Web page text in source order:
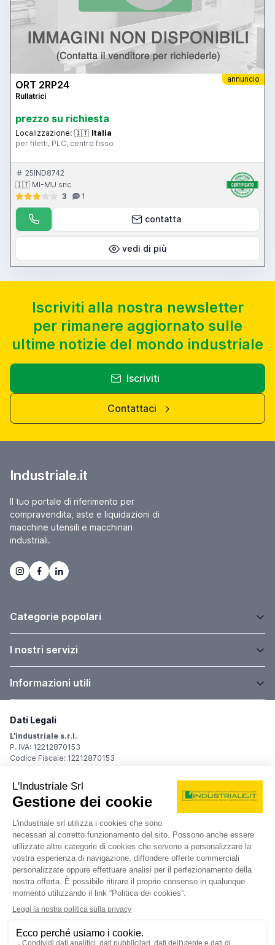
annuncio
ORT 2RP24
Rullatrici
prezzo su richiesta
Localizzazione: 🇮🇹 Italia
per filetti, PLC, centro fisso
25IND8742
🇮🇹 MI-MU snc
3
1
contatta
vedi di più
Iscriviti alla nostra newsletter
per rimanere aggiornato sulle
ultime notizie del mondo industriale
Iscriviti
Contattaci
Industriale.it
Il tuo portale di riferimento per
compravendita, aste e liquidazioni di
macchine utensili e macchinari
industriali.
Categorie popolari
I nostri servizi
Informazioni utili
Dati Legali
L'industriale s.r.l.
P. IVA: 12212870153
Codice Fiscale: 12212870153
Sede Legale
Via Carlo Dolci, 32
20148 Milano (MI)
Italy
Registro Imprese
Iscrizione R.I.: 12212870153
REA: MI-1539011
Capitale sociale: Euro 10.400,00 i.v.
Contatti
info@industriale.it
PEC:industriale@pec.industriale.it